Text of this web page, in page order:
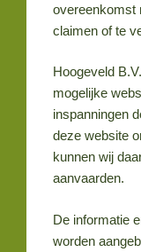
overeenkomst
claimen of te
Hoogeveld
mogelijke
inspanningen
deze website
kunnen wij
aanvaarden.
De informatie
worden